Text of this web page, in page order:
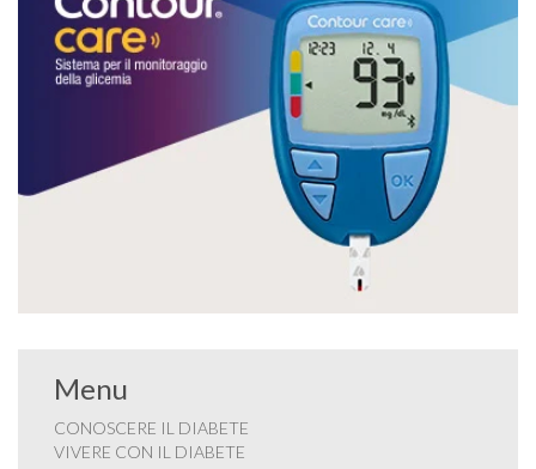
Menu
CONOSCERE IL DIABETE
VIVERE CON IL DIABETE